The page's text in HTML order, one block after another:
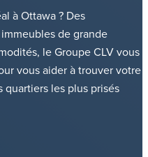
à Ottawa ? Des
de grande
le Groupe CLV vous
vous aider à trouver votre
les plus prisés